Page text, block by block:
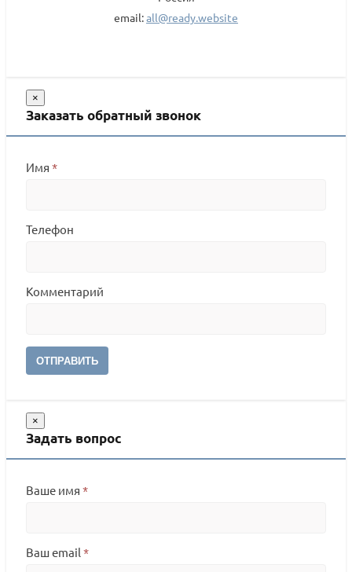
email:all@ready.website
×
Заказать обратный звонок
Имя *
Телефон
Комментарий
ОТПРАВИТЬ
×
Задать вопрос
Ваше имя *
Ваш email *